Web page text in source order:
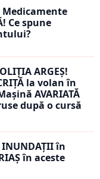
Medicamente
Ce spune
ARGEȘ!
la volan în
AVARIATĂ
după o cursă
INUNDAȚII în
în aceste